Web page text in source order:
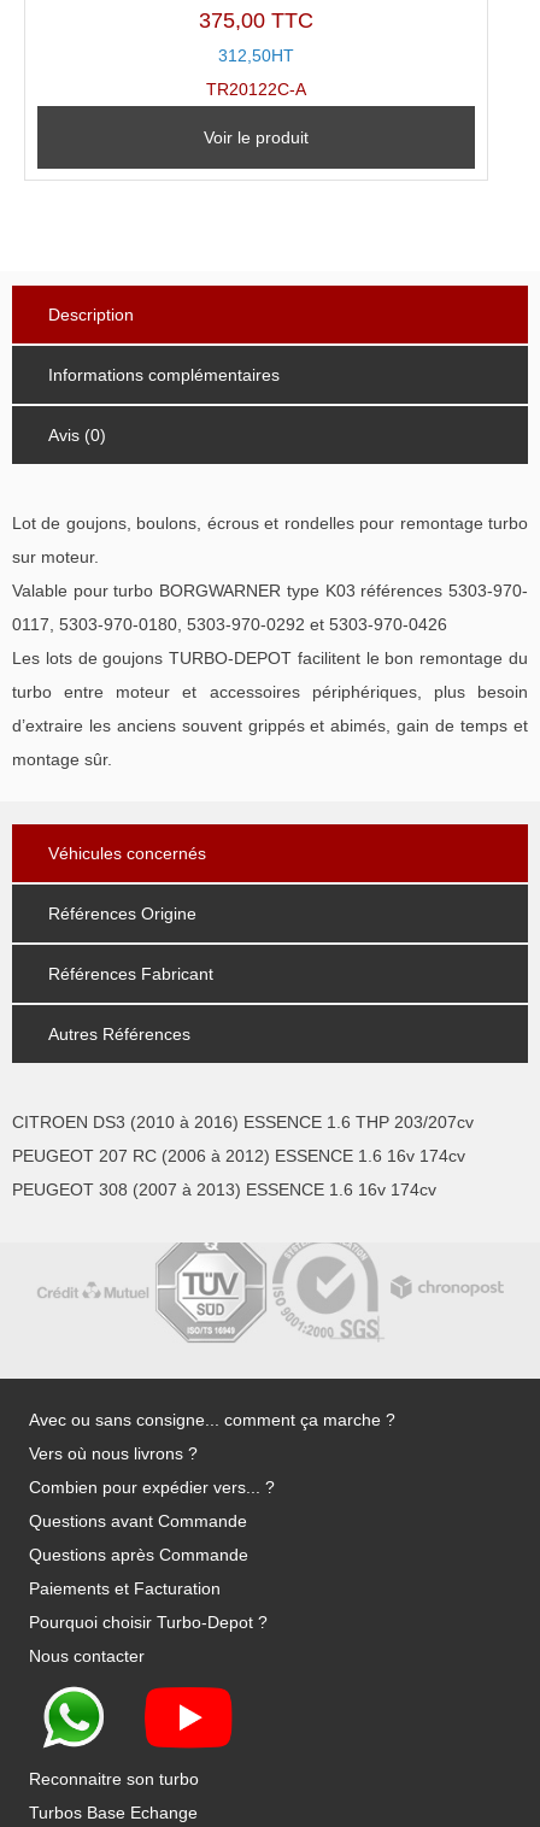
375,00 TTC
312,50HT
TR20122C-A
Voir le produit
Description
Informations complémentaires
Avis (0)
Lot de goujons, boulons, écrous et rondelles pour remontage turbo
sur moteur.
Valable pour turbo BORGWARNER type K03 références 5303-970-
0117, 5303-970-0180, 5303-970-0292 et 5303-970-0426
Les lots de goujons TURBO-DEPOT facilitent le bon remontage du
turbo entre moteur et accessoires périphériques, plus besoin
d’extraire les anciens souvent grippés et abimés, gain de temps et
montage sûr.
Véhicules concernés
Références Origine
Références Fabricant
Autres Références
CITROEN DS3 (2010 à 2016) ESSENCE 1.6 THP 203/207cv
PEUGEOT 207 RC (2006 à 2012) ESSENCE 1.6 16v 174cv
PEUGEOT 308 (2007 à 2013) ESSENCE 1.6 16v 174cv
Avec ou sans consigne... comment ça marche ?
Vers où nous livrons ?
Combien pour expédier vers... ?
Questions avant Commande
Questions après Commande
Paiements et Facturation
Pourquoi choisir Turbo-Depot ?
Nous contacter
Reconnaitre son turbo
Turbos Base Echange